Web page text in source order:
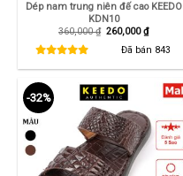
Dép nam trung niên đế cao KEEDO
KDN10
360,000₫ Giá
260,000₫Giá
hiện
tại
Đã bán 843
-32%